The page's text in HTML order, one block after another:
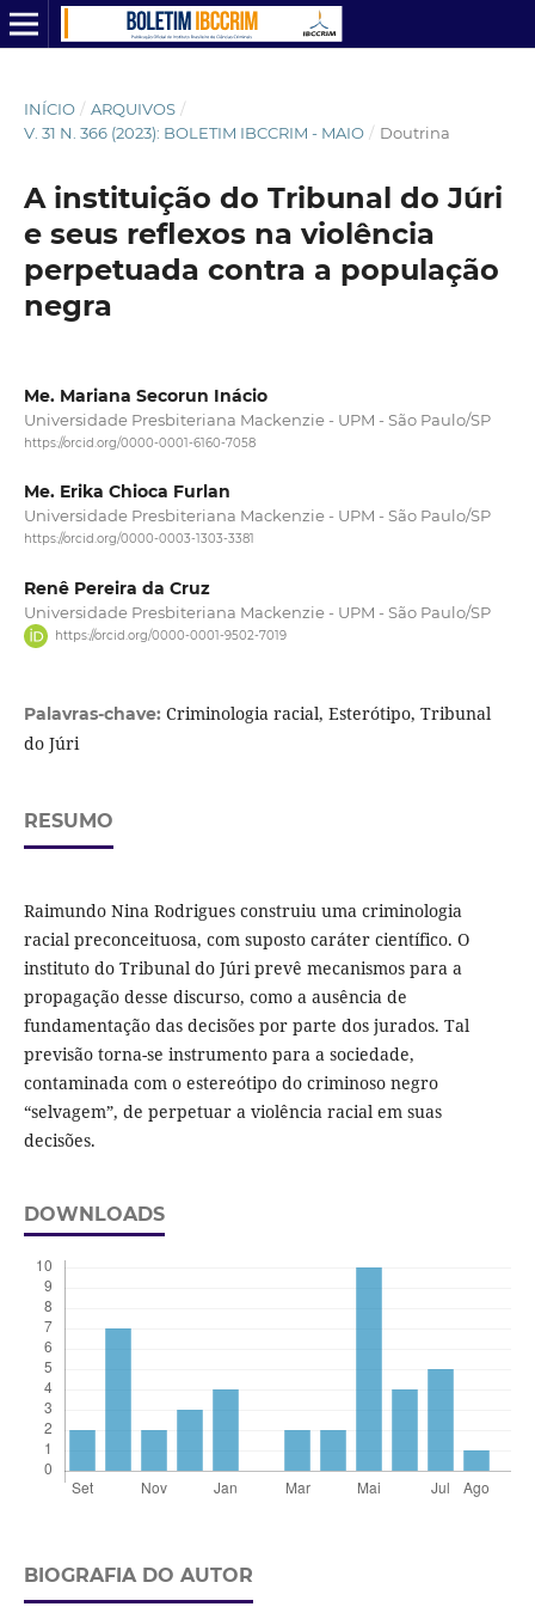
INÍCIO / ARQUIVOS /
V. 31 N. 366 (2023): BOLETIM IBCCRIM - MAIO / Doutrina
A instituição do Tribunal do Júri
e seus reflexos na violência
perpetuada contra a população
negra
Me. Mariana Secorun Inácio
Universidade Presbiteriana Mackenzie - UPM - São Paulo/SP
https://orcid.org/0000-0001-6160-7058
Me. Erika Chioca Furlan
Universidade Presbiteriana Mackenzie - UPM - São Paulo/SP
https://orcid.org/0000-0003-1303-3381
Renê Pereira da Cruz
Universidade Presbiteriana Mackenzie - UPM - São Paulo/SP
https://orcid.org/0000-0001-9502-7019
Palavras-chave: Criminologia racial, Esterótipo, Tribunal
do Júri
RESUMO
Raimundo Nina Rodrigues construiu uma criminologia
racial preconceituosa, com suposto caráter científico. O
instituto do Tribunal do Júri prevê mecanismos para a
propagação desse discurso, como a ausência de
fundamentação das decisões por parte dos jurados. Tal
previsão torna-se instrumento para a sociedade,
contaminada com o estereótipo do criminoso negro
“selvagem”, de perpetuar a violência racial em suas
decisões.
DOWNLOADS
BIOGRAFIA DO AUTOR